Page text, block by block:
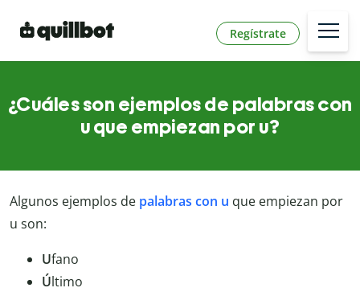
Regístrate
¿Cuáles son ejemplos de palabras con
u que empiezan por u?
Algunos ejemplos de palabras con u que empiezan por
u son:
Ufano
Último